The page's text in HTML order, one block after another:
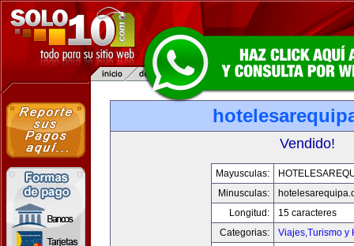
Vendido!
Mayusculas:
Minusculas:
Longitud:
15 caracteres
Categorias:
Viajes,Turismo y